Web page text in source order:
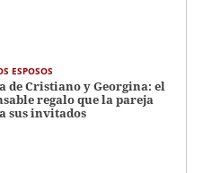
ESPOSOS
de Cristiano y Georgina: el
regalo que la pareja
sus invitados